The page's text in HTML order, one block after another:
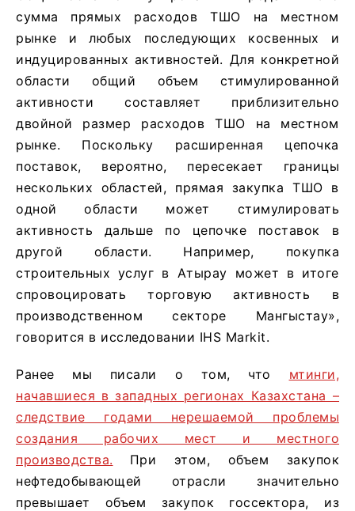
сумма прямых расходов ТШО на местном
рынке и любых последующих косвенных и
индуцированных активностей. Для конкретной
области общий объем стимулированной
активности составляет приблизительно
двойной размер расходов ТШО на местном
рынке. Поскольку расширенная цепочка
поставок, вероятно, пересекает границы
нескольких областей, прямая закупка ТШО в
одной области может стимулировать
активность дальше по цепочке поставок в
другой области. Например, покупка
строительных услуг в Атырау может в итоге
спровоцировать торговую активность в
производственном секторе Мангыстау»,
говорится в исследовании IHS Markit.
Ранее мы писали о том, что мтинги,
начавшиеся в западных регионах Казахстана –
следствие годами нерешаемой проблемы
создания рабочих мест и местного
производства.
При этом, объем закупок
нефтедобывающей отрасли значительно
превышает объем закупок госсектора, из